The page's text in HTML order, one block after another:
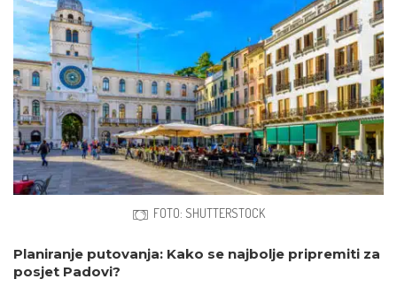
FOTO: SHUTTERSTOCK
Planiranje putovanja: Kako se najbolje pripremiti za
posjet Padovi?